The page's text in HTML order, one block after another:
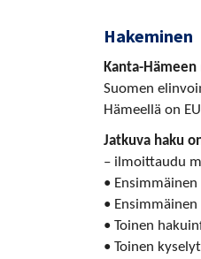
Hakeminen
Kanta-Hämeen
Suomen
Hämeellä on
Jatkuva haku
– ilmoittaudu
•
•
• Toinen
• Toinen